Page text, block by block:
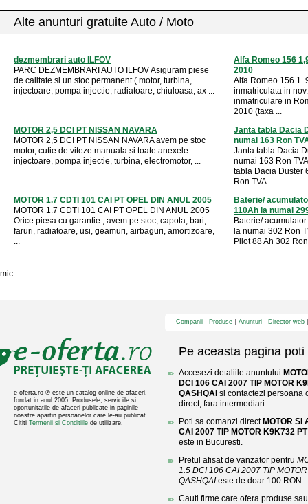
Alte anunturi gratuite Auto / Moto
dezmembrari auto ILFOV
PARC DEZMEMBRARI AUTO ILFOV Asiguram piese
de calitate si un stoc permanent ( motor, turbina,
injectoare, pompa injectie, radiatoare, chiuloasa, ax ...
Alfa Romeo 156
2010
Alfa Romeo 156 1.
inmatriculata in
inmatriculare in
2010 (taxa ...
MOTOR 2,5 DCI PT NISSAN NAVARA
MOTOR 2,5 DCI PT NISSAN NAVARA avem pe stoc
motor, cutie de viteze manuala si toate anexele :
injectoare, pompa injectie, turbina, electromotor, ...
Janta tabla Dacia
numai 163 Ron
Janta tabla Dacia
numai 163 Ron
tabla Dacia Duster
Ron TVA ...
MOTOR 1.7 CDTI 101 CAI PT OPEL DIN ANUL 2005
MOTOR 1.7 CDTI 101 CAI PT OPEL DIN ANUL 2005
Orice piesa cu garantie , avem pe stoc, capota, bari,
faruri, radiatoare, usi, geamuri, airbaguri, amortizoare,
...
Baterie/
110Ah la numai
Baterie/
la numai 302 Ron
Pilot 88 Ah 302
mic
e-oferta.ro ® este un catalog online de afaceri,
fondat in anul 2005. Produsele, serviciile si
oportunitatile de afaceri publicate in paginile
noastre apartin persoanelor care le-au publicat.
Cititi Termenii si Conditiile de utilizare.
Companii Produse Anunturi Director web
Pe aceasta pagina poti
Accesezi detaliile anuntului
DCI 106 CAI 2007 TIP MOTOR
QASHQAI si contactezi persoana
direct, fara intermediari.
Poti sa comanzi direct MOTOR SI
CAI 2007 TIP MOTOR K9K732
este in Bucuresti.
Pretul afisat de vanzator pentru
1.5 DCI 106 CAI 2007 TIP
QASHQAIeste de doar 100 RON.
Cauti firme care ofera produse